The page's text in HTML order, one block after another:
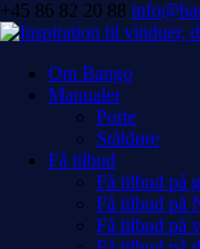
+45 86 82 20 88
Om Bango
Manualer
Porte
Ståldøre
Få tilbud
Få tilbud på
Få tilbud på
Få tilbud på